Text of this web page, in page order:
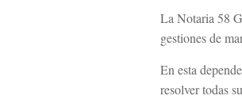
La Notaria 58
gestiones de
En esta
resolver todas